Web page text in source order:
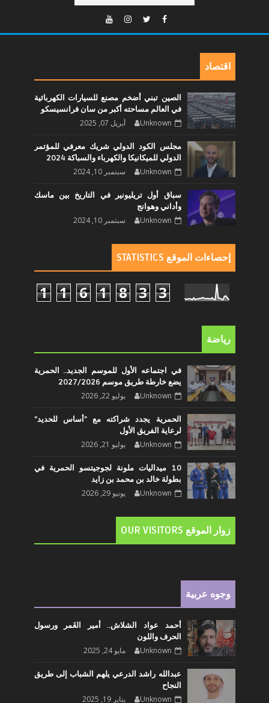
اقتصاد
الصين تبني أضخم مصنع للسيارات الكهربائية
في العالم مساحته أكبر من سان فرانسيسكو
Unknown أبريل 07, 2025
مجلس الكود الدولي شريك معرفي للمؤتمر
الدولي للميكانيكا والكهرباء والسباكة 2024
Unknown سبتمبر 10, 2024
سباق أول تريليونير في التاريخ بين ماسك
وأداني وهوانج
Unknown سبتمبر 10, 2024
إحصاءات الموقع STATISTICS
1 1 6 1 8 3 3
رياضة
في اجتماعه الأول للموسم الجديد.. الحمرية
يضع خارطة طريق موسم 2027/2026
Unknown يوليو 22, 2026
الحمرية يجدد شراكته مع "أساس للحديد"
لرعاية الفريق الأول
Unknown يوليو 21, 2026
10 ميداليات ملونة لجوجيتسو الحمرية في
بطولة خالد بن محمد بن زايد
Unknown يونيو 29, 2026
زوار الموقع OUR VISITORS
وجوه عربية
أحمد عواد الشلاش.. أمير الغَمر ورسول
الحرف واللون
Unknown مايو 24, 2025
عبدالله راشد الدرعي يلهم الشباب إلى طريق
النجاح
Unknown يناير 19, 2025